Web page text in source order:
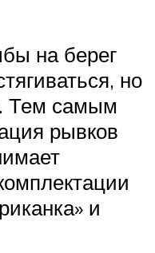
на берег
но
Тем самым
рывков
и